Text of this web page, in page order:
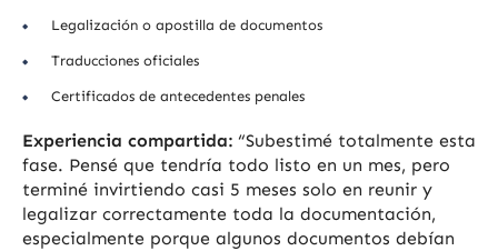
Legalización o apostilla de documentos
Traducciones oficiales
Certificados de antecedentes penales
Experiencia compartida: “Subestimé totalmente esta
fase. Pensé que tendría todo listo en un mes, pero
terminé invirtiendo casi 5 meses solo en reunir y
legalizar correctamente toda la documentación,
especialmente porque algunos documentos debían